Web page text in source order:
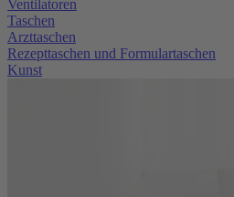
Ventilatoren
Taschen
Arzttaschen
Rezepttaschen und Formulartaschen
Kunst